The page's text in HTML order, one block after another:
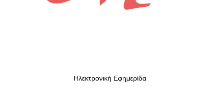
Ηλεκτρονική Εφημερίδα